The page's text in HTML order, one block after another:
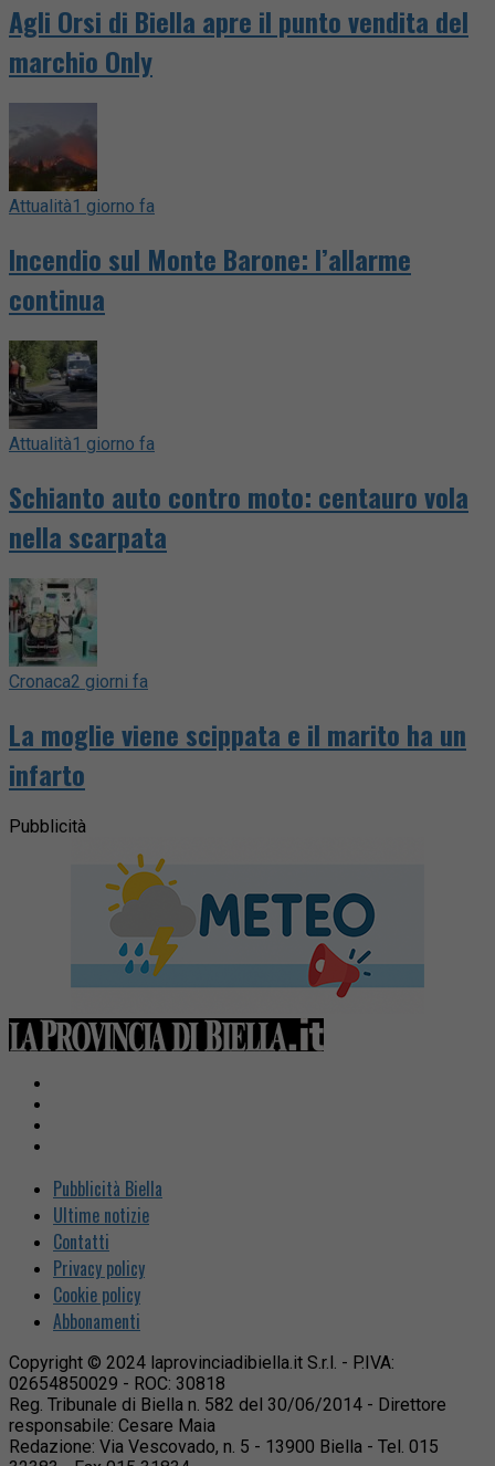
Agli Orsi di Biella apre il punto vendita del
marchio Only
Attualità1 giorno fa
Incendio sul Monte Barone: l’allarme
continua
Attualità1 giorno fa
Schianto auto contro moto: centauro vola
nella scarpata
Cronaca2 giorni fa
La moglie viene scippata e il marito ha un
infarto
Pubblicità
Pubblicità Biella
Ultime notizie
Contatti
Privacy policy
Cookie policy
Abbonamenti
Copyright © 2024 laprovinciadibiella.it S.r.l. - P.IVA:
02654850029 - ROC: 30818
Reg. Tribunale di Biella n. 582 del 30/06/2014 - Direttore
responsabile: Cesare Maia
Redazione: Via Vescovado, n. 5 - 13900 Biella - Tel. 015